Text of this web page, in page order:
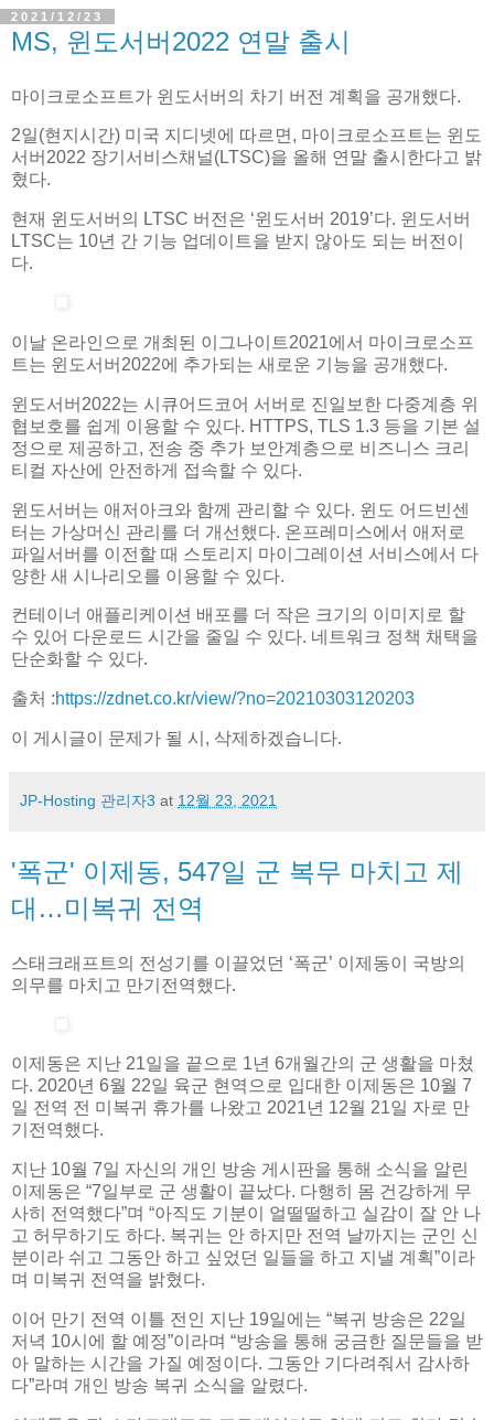
2021/12/23
MS, 윈도서버2022 연말 출시
마이크로소프트가 윈도서버의 차기 버전 계획을 공개했다.
2일(현지시간) 미국 지디넷에 따르면, 마이크로소프트는 윈도
서버2022 장기서비스채널(LTSC)을 올해 연말 출시한다고 밝
혔다.
현재 윈도서버의 LTSC 버전은 ‘윈도서버 2019’다. 윈도서버
LTSC는 10년 간 기능 업데이트을 받지 않아도 되는 버전이
다.
이날 온라인으로 개최된 이그나이트2021에서 마이크로소프
트는 윈도서버2022에 추가되는 새로운 기능을 공개했다.
윈도서버2022는 시큐어드코어 서버로 진일보한 다중계층 위
협보호를 쉽게 이용할 수 있다. HTTPS, TLS 1.3 등을 기본 설
정으로 제공하고, 전송 중 추가 보안계층으로 비즈니스 크리
티컬 자산에 안전하게 접속할 수 있다.
윈도서버는 애저아크와 함께 관리할 수 있다. 윈도 어드빈센
터는 가상머신 관리를 더 개선했다. 온프레미스에서 애저로
파일서버를 이전할 때 스토리지 마이그레이션 서비스에서 다
양한 새 시나리오를 이용할 수 있다.
컨테이너 애플리케이션 배포를 더 작은 크기의 이미지로 할
수 있어 다운로드 시간을 줄일 수 있다. 네트워크 정책 채택을
단순화할 수 있다.
출처 :https://zdnet.co.kr/view/?no=20210303120203
이 게시글이 문제가 될 시, 삭제하겠습니다.
JP-Hosting 관리자3 at 12월 23, 2021
'폭군' 이제동, 547일 군 복무 마치고 제
대…미복귀 전역
스태크래프트의 전성기를 이끌었던 ‘폭군’ 이제동이 국방의
의무를 마치고 만기전역했다.
이제동은 지난 21일을 끝으로 1년 6개월간의 군 생활을 마쳤
다. 2020년 6월 22일 육군 현역으로 입대한 이제동은 10월 7
일 전역 전 미복귀 휴가를 나왔고 2021년 12월 21일 자로 만
기전역했다.
지난 10월 7일 자신의 개인 방송 게시판을 통해 소식을 알린
이제동은 “7일부로 군 생활이 끝났다. 다행히 몸 건강하게 무
사히 전역했다”며 “아직도 기분이 얼떨떨하고 실감이 잘 안 나
고 허무하기도 하다. 복귀는 안 하지만 전역 날까지는 군인 신
분이라 쉬고 그동안 하고 싶었던 일들을 하고 지낼 계획”이라
며 미복귀 전역을 밝혔다.
이어 만기 전역 이틀 전인 지난 19일에는 “복귀 방송은 22일
저녁 10시에 할 예정”이라며 “방송을 통해 궁금한 질문들을 받
아 말하는 시간을 가질 예정이다. 그동안 기다려줘서 감사하
다”라며 개인 방송 복귀 소식을 알렸다.